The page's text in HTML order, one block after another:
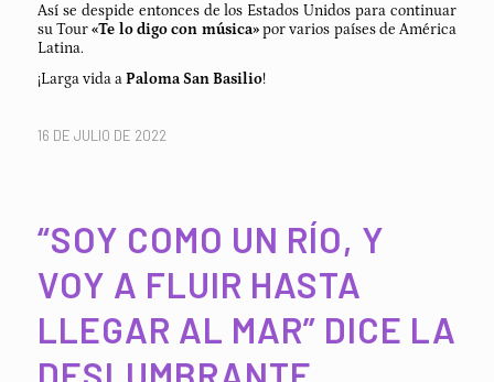
Así se despide entonces de los Estados Unidos para continuar
su Tour«Te lo digo con música»por varios países de América
Latina.
¡Larga vida aPaloma San Basilio!
16 DE JULIO DE 2022
“SOY COMO UN RÍO, Y
VOY A FLUIR HASTA
LLEGAR AL MAR” DICE LA